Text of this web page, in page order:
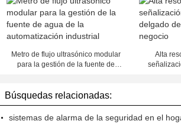
Metro de flujo ultrasónico modular
para la gestión de la fuente de
Alta
Búsquedas relacionadas:
sistemas de alarma de la seguridad en el